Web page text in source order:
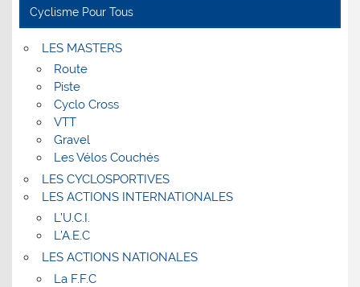
Cyclisme Pour Tous
LES MASTERS
Route
Piste
Cyclo Cross
VTT
Gravel
Les Vélos Couchés
LES CYCLOSPORTIVES
LES ACTIONS INTERNATIONALES
L’U.C.I.
L’A.E.C
LES ACTIONS NATIONALES
La F.F.C